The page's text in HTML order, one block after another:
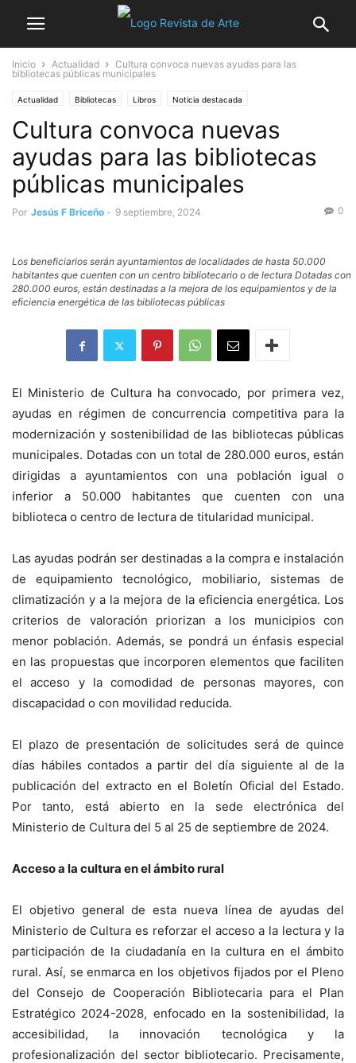
Inicio Actualidad
Cultura convoca nuevas ayudas para las
bibliotecas públicas municipales
Actualidad Bibliotecas Libros Noticia destacada
Cultura convoca nuevas
ayudas para las bibliotecas
públicas municipales
Por Jesús F Briceño - 9 septiembre, 2024 0
Los beneficiarios serán ayuntamientos de localidades de hasta 50.000
habitantes que cuenten con un centro bibliotecario o de lectura Dotadas con
280.000 euros, están destinadas a la mejora de los equipamientos y de la
eficiencia energética de las bibliotecas públicas
El Ministerio de Cultura ha convocado, por primera vez,
ayudas en régimen de concurrencia competitiva para la
modernización y sostenibilidad de las bibliotecas públicas
municipales. Dotadas con un total de 280.000 euros, están
dirigidas a ayuntamientos con una población igual o
inferior a 50.000 habitantes que cuenten con una
biblioteca o centro de lectura de titularidad municipal.
Las ayudas podrán ser destinadas a la compra e instalación
de equipamiento tecnológico, mobiliario, sistemas de
climatización y a la mejora de la eficiencia energética. Los
criterios de valoración priorizan a los municipios con
menor población. Además, se pondrá un énfasis especial
en las propuestas que incorporen elementos que faciliten
el acceso y la comodidad de personas mayores, con
discapacidad o con movilidad reducida.
El plazo de presentación de solicitudes será de quince
días hábiles contados a partir del día siguiente al de la
publicación del extracto en el Boletín Oficial del Estado.
Por tanto, está abierto en la sede electrónica del
Ministerio de Cultura del 5 al 25 de septiembre de 2024.
Acceso a la cultura en el ámbito rural
El objetivo general de esta nueva línea de ayudas del
Ministerio de Cultura es reforzar el acceso a la lectura y la
participación de la ciudadanía en la cultura en el ámbito
rural. Así, se enmarca en los objetivos fijados por el Pleno
del Consejo de Cooperación Bibliotecaria para el Plan
Estratégico 2024-2028, enfocado en la sostenibilidad, la
accesibilidad, la innovación tecnológica y la
profesionalización del sector bibliotecario. Precisamente,